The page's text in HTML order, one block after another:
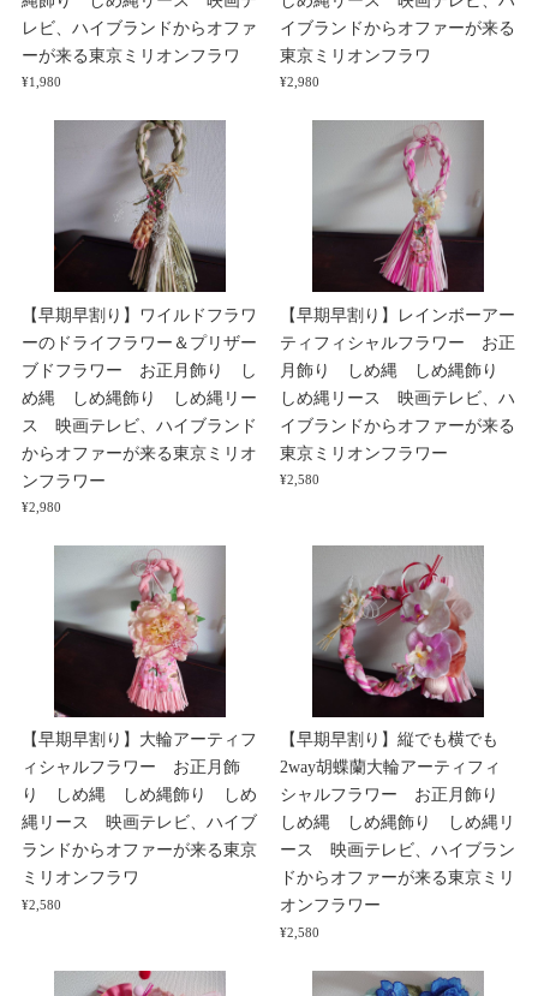
レビ、ハイブランドからオファ
ーが来る東京ミリオンフラワ
¥1,980
イブランドからオファーが来る
東京ミリオンフラワ
¥2,980
【早期早割り】ワイルドフラワ
ーのドライフラワー＆プリザー
ブドフラワー お正月飾り し
め縄 しめ縄飾り しめ縄リー
ス 映画テレビ、ハイブランド
からオファーが来る東京ミリオ
ンフラワー
¥2,980
【早期早割り】レインボーアー
ティフィシャルフラワー お正
月飾り しめ縄 しめ縄飾り
しめ縄リース 映画テレビ、ハ
イブランドからオファーが来る
東京ミリオンフラワー
¥2,580
【早期早割り】大輪アーティフ
ィシャルフラワー お正月飾
り しめ縄 しめ縄飾り しめ
縄リース 映画テレビ、ハイブ
ランドからオファーが来る東京
ミリオンフラワ
¥2,580
【早期早割り】縦でも横でも
2way胡蝶蘭大輪アーティフィ
シャルフラワー お正月飾り
しめ縄 しめ縄飾り しめ縄リ
ース 映画テレビ、ハイブラン
ドからオファーが来る東京ミリ
オンフラワー
¥2,580